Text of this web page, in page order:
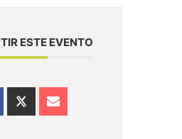
ESTE EVENTO